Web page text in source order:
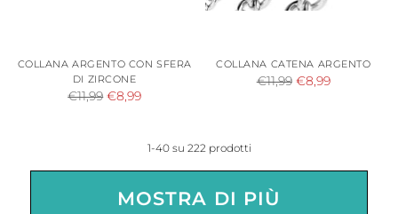
COLLANA ARGENTO CON SFERA
DI ZIRCONE
Prezzo
€11,99 €8,99
COLLANA CATENA ARGENTO
Prezzo
€11,99 €8,99
1-40 su 222 prodotti
MOSTRA DI PIÙ